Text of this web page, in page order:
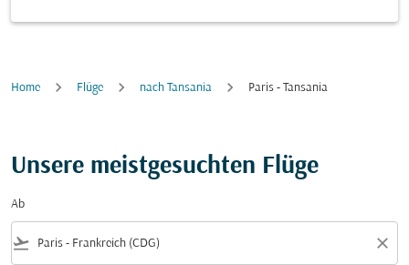
Home Flüge nach Tansania Paris - Tansania
Unsere meistgesuchten Flüge
Ab
flight_takeoff close